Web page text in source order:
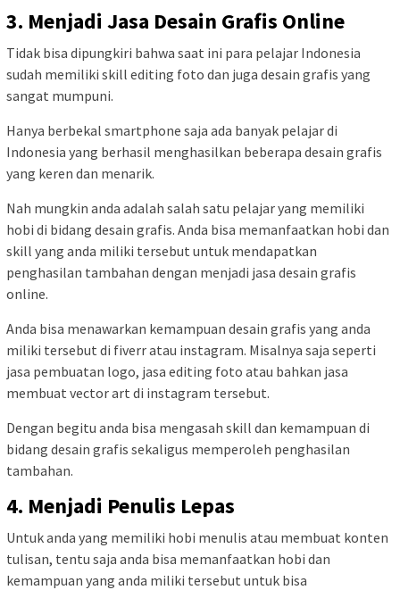
3. Menjadi Jasa Desain Grafis Online
Tidak bisa dipungkiri bahwa saat ini para pelajar Indonesia
sudah memiliki skill editing foto dan juga desain grafis yang
sangat mumpuni.
Hanya berbekal smartphone saja ada banyak pelajar di
Indonesia yang berhasil menghasilkan beberapa desain grafis
yang keren dan menarik.
Nah mungkin anda adalah salah satu pelajar yang memiliki
hobi di bidang desain grafis. Anda bisa memanfaatkan hobi dan
skill yang anda miliki tersebut untuk mendapatkan
penghasilan tambahan dengan menjadi jasa desain grafis
online.
Anda bisa menawarkan kemampuan desain grafis yang anda
miliki tersebut di fiverr atau instagram. Misalnya saja seperti
jasa pembuatan logo, jasa editing foto atau bahkan jasa
membuat vector art di instagram tersebut.
Dengan begitu anda bisa mengasah skill dan kemampuan di
bidang desain grafis sekaligus memperoleh penghasilan
tambahan.
4. Menjadi Penulis Lepas
Untuk anda yang memiliki hobi menulis atau membuat konten
tulisan, tentu saja anda bisa memanfaatkan hobi dan
kemampuan yang anda miliki tersebut untuk bisa